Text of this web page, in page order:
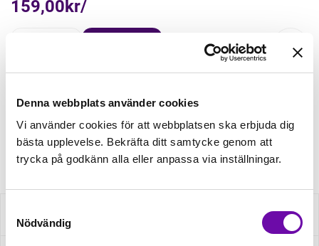
Denna webbplats använder cookies
Vi använder cookies för att webbplatsen ska erbjuda dig
bästa upplevelse. Bekräfta ditt samtycke genom att
trycka på godkänn alla eller anpassa via inställningar.
Nödvändig
159,00kr/
Min order quantity: 0.5
Article no.: S2449R-3698